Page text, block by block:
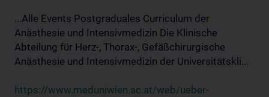
...Alle Events Postgraduales Curriculum der
Anästhesie und Intensivmedizin Die Klinische
Abteilung für Herz-, Thorax-, Gefäßchirurgische
Anästhesie und Intensivmedizin der Universitätskli...
https://www.meduniwien.ac.at/web/ueber-